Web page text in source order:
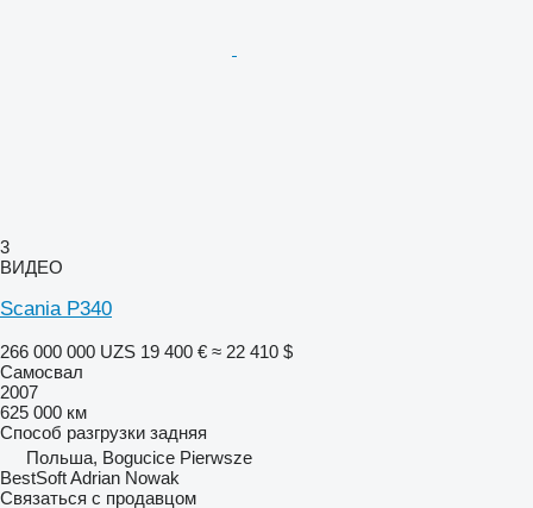
3
ВИДЕО
Scania P340
266 000 000 UZS 19 400 € ≈ 22 410 $
Самосвал
2007
625 000 км
Способ разгрузки задняя
Польша, Bogucice Pierwsze
BestSoft Adrian Nowak
Связаться с продавцом